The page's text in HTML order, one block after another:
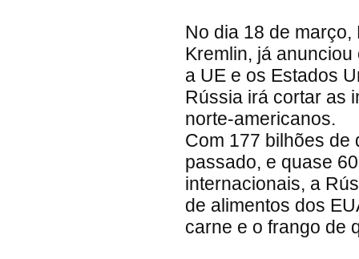
No dia 18 de
Kremlin, já
a UE e os Estados
Rússia irá cortar as
norte-americanos.
Com 177 bilhões de
passado, e quase
internacionais, a
de alimentos dos
carne e o frango de